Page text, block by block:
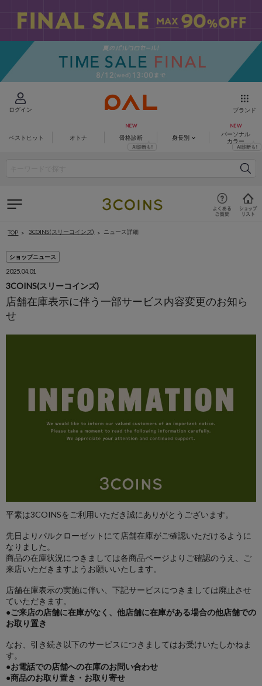
ログイン ブランド
ベストヒット オトナ 骨格診断 身長別
パーソナル
カラー
TOP 3COINS(スリーコインズ) ニュース詳細
ショップニュース
2025.04.01
3COINS(スリーコインズ)
店舗在庫表示に伴う一部サービス内容変更のお知ら
せ
平素は3COINSをご利用いただき誠にありがとうございます。
先日よりパルクローゼットにて店舗在庫がご確認いただけるように
なりました。
商品の在庫状況につきましては各商品ページよりご確認のうえ、ご
来店いただきますようお願いいたします。
店舗在庫表示の実施に伴い、下記サービスにつきましては廃止させ
ていただきます。
●ご来店の店舗に在庫がなく、他店舗に在庫がある場合の他店舗での
お取り置き
なお、引き続き以下のサービスにつきましてはお受けいたしかねま
す。
●お電話での店舗への在庫のお問い合わせ
●商品のお取り置き・お取り寄せ